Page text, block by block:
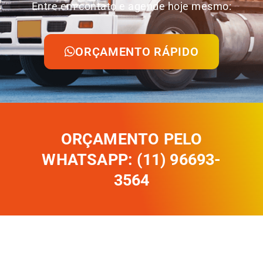
Entre em contato e agende hoje mesmo:
ORÇAMENTO RÁPIDO
ORÇAMENTO PELO
WHATSAPP: (11) 96693-
3564